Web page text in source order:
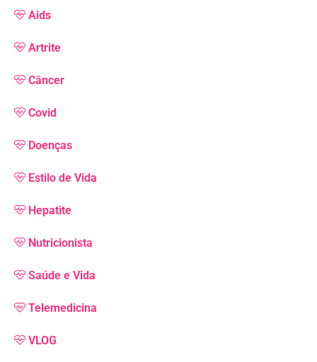
Aids
Artrite
Câncer
Covid
Doenças
Estilo de Vida
Hepatite
Nutricionista
Saúde e Vida
Telemedicina
VLOG